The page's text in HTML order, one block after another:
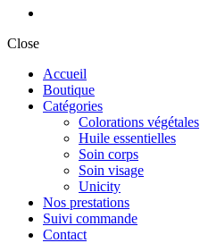
Close
Accueil
Boutique
Catégories
Colorations végétales
Huile essentielles
Soin corps
Soin visage
Unicity
Nos prestations
Suivi commande
Contact